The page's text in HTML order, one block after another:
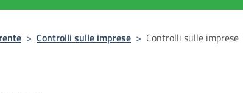
> Controlli sulle imprese > Controlli sulle imprese